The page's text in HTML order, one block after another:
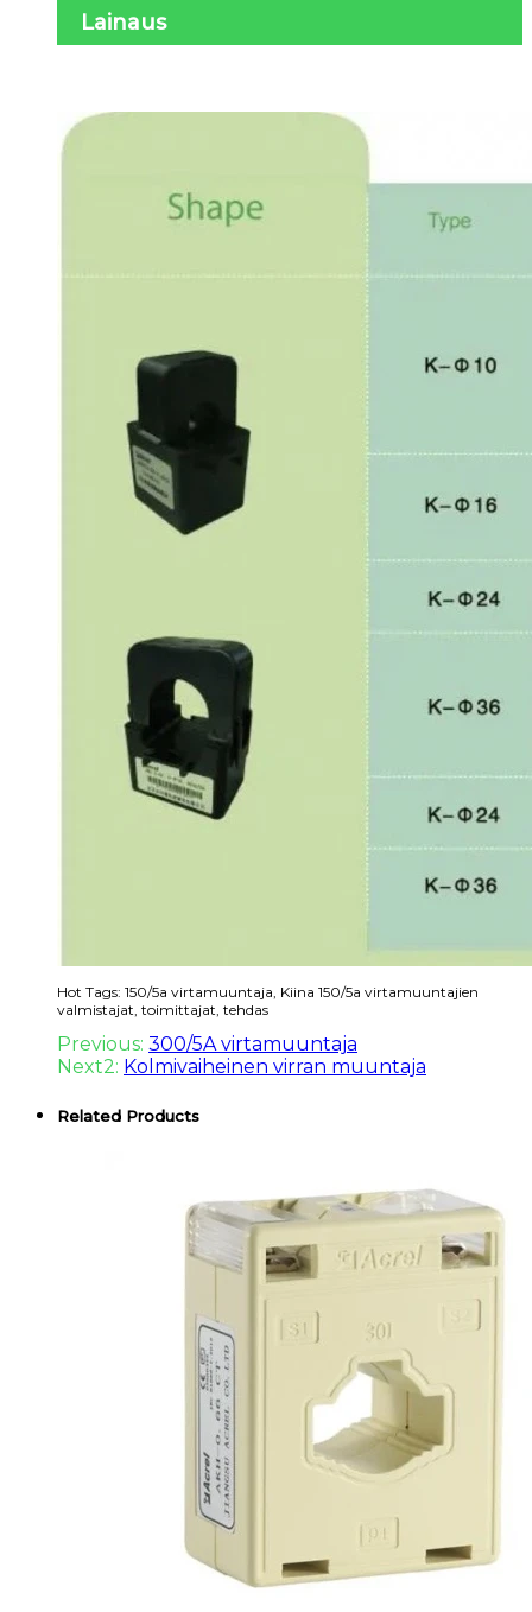
Lainaus
Hot Tags: 150/5a virtamuuntaja, Kiina 150/5a virtamuuntajien
valmistajat, toimittajat, tehdas
Previous: 300/5A virtamuuntaja
Next2: Kolmivaiheinen virran muuntaja
Related Products